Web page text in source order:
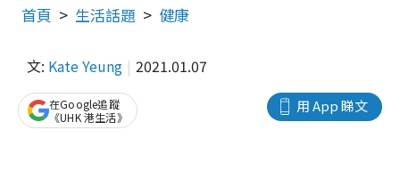
首頁 生活話題 健康
文: Kate Yeung 2021.01.07
用 App 睇文
在Google追蹤
《UHK 港生活》